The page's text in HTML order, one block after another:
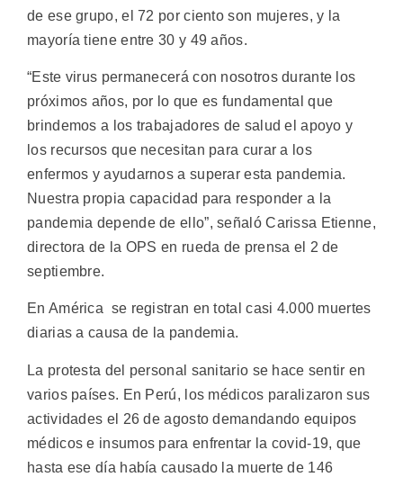
de ese grupo, el 72 por ciento son mujeres, y la
mayoría tiene entre 30 y 49 años.
“Este virus permanecerá con nosotros durante los
próximos años, por lo que es fundamental que
brindemos a los trabajadores de salud el apoyo y
los recursos que necesitan para curar a los
enfermos y ayudarnos a superar esta pandemia.
Nuestra propia capacidad para responder a la
pandemia depende de ello”, señaló Carissa Etienne,
directora de la OPS en rueda de prensa el 2 de
septiembre.
En América se registran en total casi 4.000 muertes
diarias a causa de la pandemia.
La protesta del personal sanitario se hace sentir en
varios países. En Perú, los médicos paralizaron sus
actividades el 26 de agosto demandando equipos
médicos e insumos para enfrentar la covid-19, que
hasta ese día había causado la muerte de 146